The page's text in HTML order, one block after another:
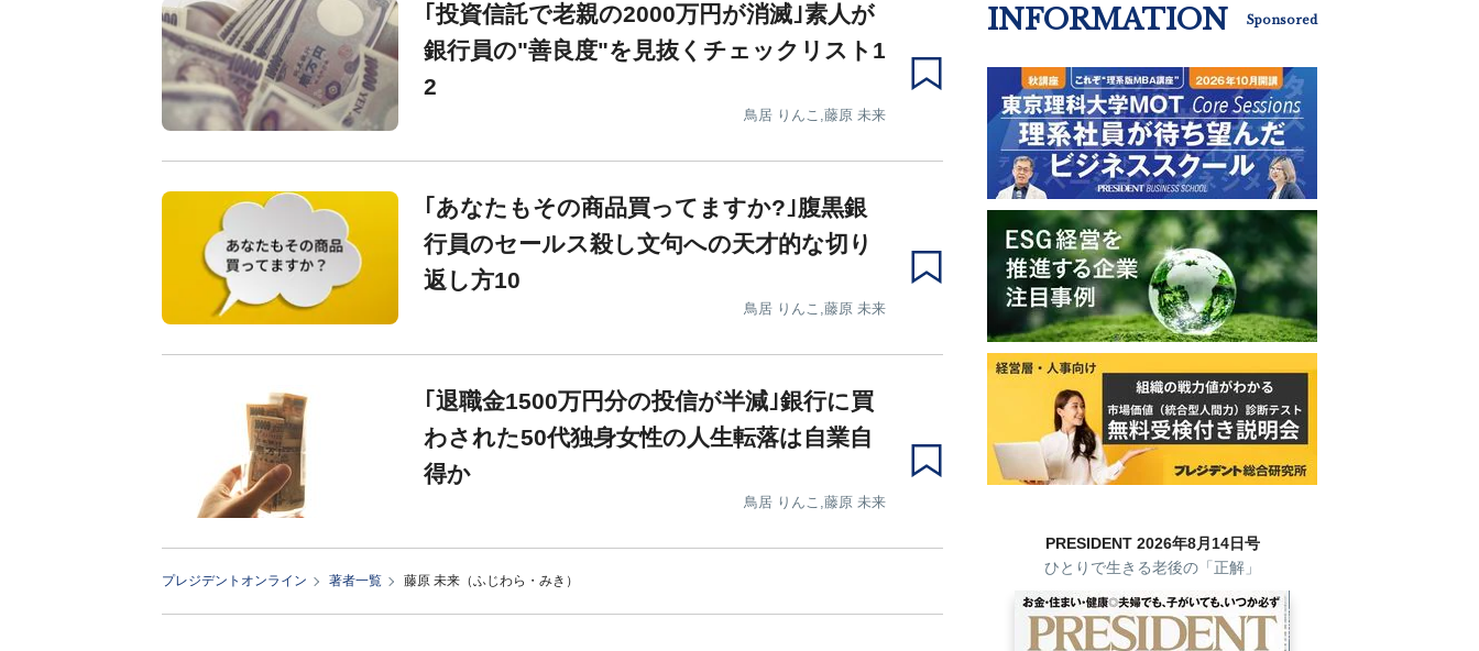
｢投資信託で老親の2000万円が消滅｣素人が
銀行員の"善良度"を見抜くチェックリスト1
2
鳥居 りんこ,藤原 未来
｢あなたもその商品買ってますか?｣腹黒銀
行員のセールス殺し文句への天才的な切り
返し方10
鳥居 りんこ,藤原 未来
｢退職金1500万円分の投信が半減｣銀行に買
わされた50代独身女性の人生転落は自業自
得か
鳥居 りんこ,藤原 未来
プレジデントオンライン 著者一覧 藤原 未来（ふじわら・みき）
INFORMATION Sponsored
PRESIDENT 2026年8月14日号
ひとりで生きる老後の「正解」